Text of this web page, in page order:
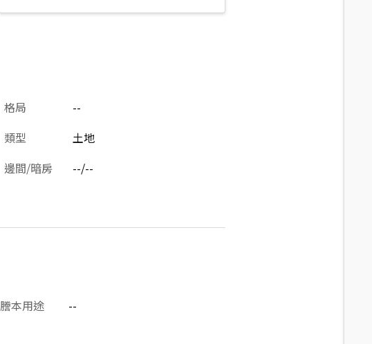
格局
--
類型
土地
邊間/暗房
--/--
謄本用途
--